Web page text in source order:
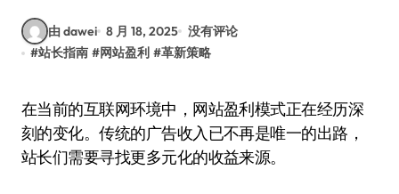
由 dawei 8 月 18, 2025 没有评论
#站长指南 #网站盈利 #革新策略
在当前的互联网环境中，网站盈利模式正在经历深
刻的变化。传统的广告收入已不再是唯一的出路，
站长们需要寻找更多元化的收益来源。